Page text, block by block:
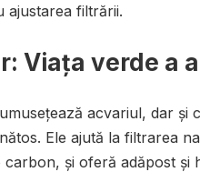
ajustarea filtrării.
Viața verde a
acvariul, dar și
Ele ajută la filtrarea
și oferă adăpost și